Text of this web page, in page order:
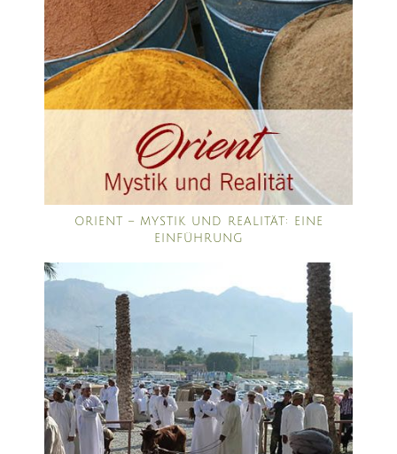
ORIENT – MYSTIK UND REALITÄT: EINE
EINFÜHRUNG